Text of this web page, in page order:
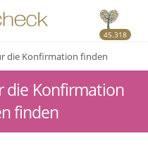
45.318
die Konfirmation finden
die Konfirmation
finden